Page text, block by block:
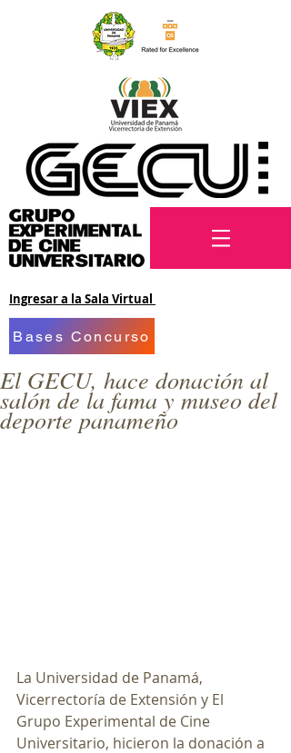
Ingresar a la Sala Virtual
Bases Concurso
El GECU, hace donación al
salón de la fama y museo del
deporte panameño
La Universidad de Panamá,
Vicerrectoría de Extensión y El
Grupo Experimental de Cine
Universitario, hicieron la donación a